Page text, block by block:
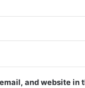
and website in